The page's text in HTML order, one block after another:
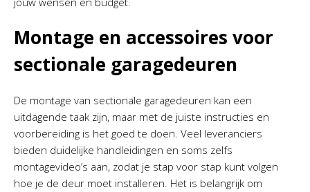
Montage en accessoires voor
sectionale garagedeuren
De montage van sectionale garagedeuren kan een
uitdagende taak zijn, maar met de juiste instructies en
voorbereiding is het goed te doen. Veel leveranciers
bieden duidelijke handleidingen en soms zelfs
montagevideo’s aan, zodat je stap voor stap kunt volgen
hoe je de deur moet installeren. Het is belangrijk om